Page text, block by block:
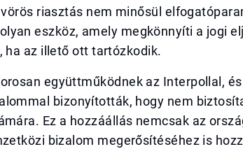
riasztás nem minősül
eszköz, amely megkönnyíti a jogi
ha az illető ott tartózkodik.
együttműködnek az Interpollal,
bizonyították, hogy nem
Ez a hozzáállás nemcsak az
bizalom megerősítéséhez is